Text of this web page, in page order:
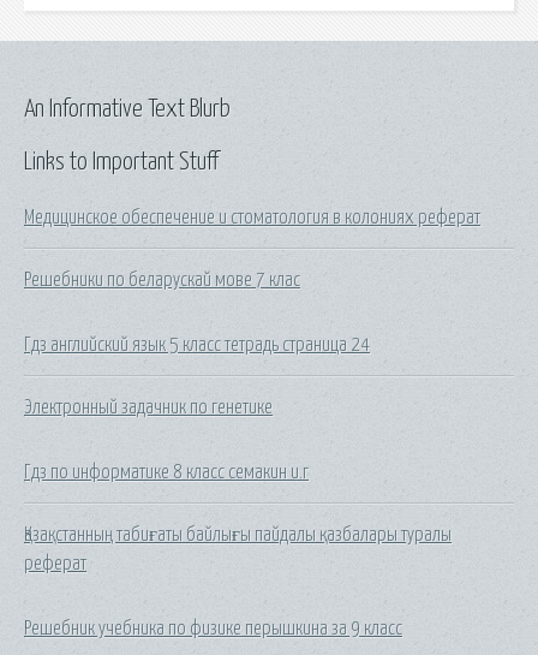
Links to Important Stuff
Медицинское обеспечение и стоматология в колониях реферат
Решебники по беларускай мове 7 клас
Гдз английский язык 5 класс тетрадь страница 24
Электронный задачник по генетике
Гдз по информатике 8 класс семакин и.г
Қазақстанның табиғаты байлығы пайдалы қазбалары туралы
реферат
Решебник учебника по физике перышкина за 9 класс
An Informative Text Blurb